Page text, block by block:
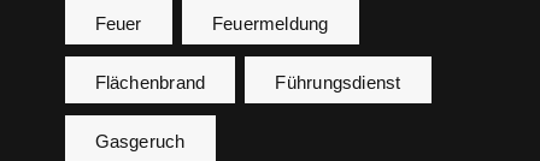
Feuer Feuermeldung
Flächenbrand Führungsdienst
Gasgeruch